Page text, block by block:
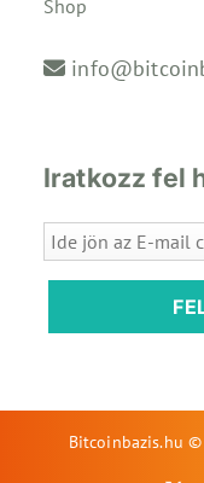
Shop
Iratkozz fel
Bitcoinbazis.hu